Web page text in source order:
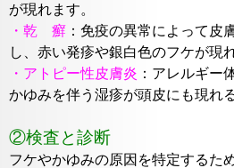
が現れます。
・乾 癬 ： 免疫の異常によって皮
し、赤い発疹や銀白色のフケが現
・アトピー性皮膚炎 ： アレルギー
かゆみを伴う湿疹が頭皮にも現れ
②検査と診断
フケやかゆみの原因を特定するた